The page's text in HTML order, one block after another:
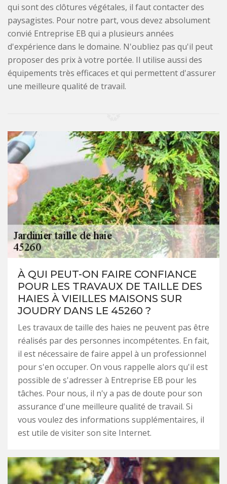
qui sont des clôtures végétales, il faut contacter des
paysagistes. Pour notre part, vous devez absolument
convié Entreprise EB qui a plusieurs années
d'expérience dans le domaine. N'oubliez pas qu'il peut
proposer des prix à votre portée. Il utilise aussi des
équipements très efficaces et qui permettent d'assurer
une meilleure qualité de travail.
À QUI PEUT-ON FAIRE CONFIANCE
POUR LES TRAVAUX DE TAILLE DES
HAIES À VIEILLES MAISONS SUR
JOUDRY DANS LE 45260 ?
Les travaux de taille des haies ne peuvent pas être
réalisés par des personnes incompétentes. En fait,
il est nécessaire de faire appel à un professionnel
pour s'en occuper. On vous rappelle alors qu'il est
possible de s'adresser à Entreprise EB pour les
tâches. Pour nous, il n'y a pas de doute pour son
assurance d'une meilleure qualité de travail. Si
vous voulez des informations supplémentaires, il
est utile de visiter son site Internet.